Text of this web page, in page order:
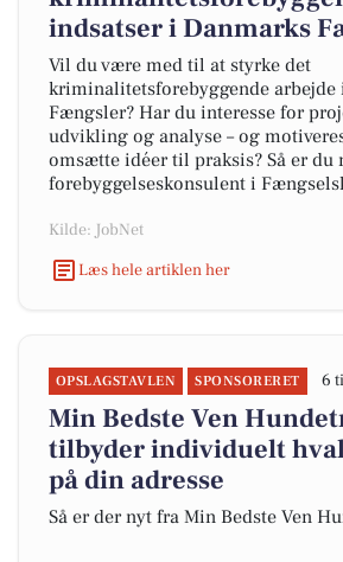
indsatser i Danmarks
Vil du være med til at styrke det
kriminalitetsforebyggende arbejde
Fængsler? Har du interesse for
udvikling og analyse – og
omsætte idéer til praksis? Så er du
forebyggelseskonsulent i
Kilde: JobNet
Læs hele artiklen her
OPSLAGSTAVLEN SPONSORERET 6
Min Bedste Ven
tilbyder individuelt
på din adresse
Så er der nyt fra Min Bedste Ven